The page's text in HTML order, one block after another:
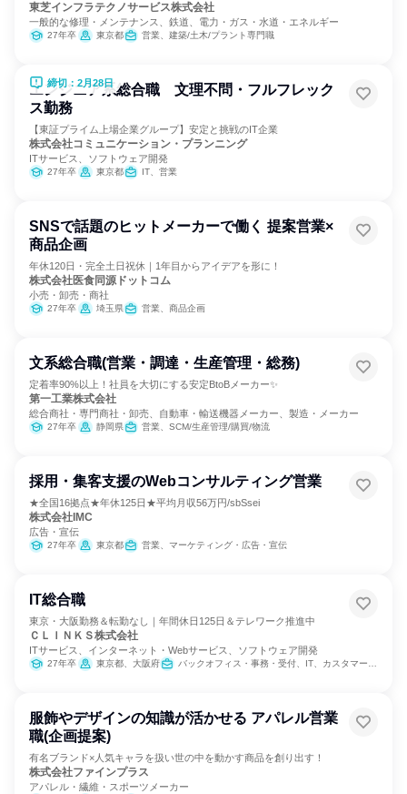
東芝インフラテクノサービス株式会社
一般的な修理・メンテナンス、鉄道、電力・ガス・水道・エネルギー
27年卒 東京都 営業、建築/土木/プラント専門職
締切：2月28日
エンジニア系総合職 文理不問・フルフレック
ス勤務
【東証プライム上場企業グループ】安定と挑戦のIT企業
株式会社コミュニケーション・プランニング
ITサービス、ソフトウェア開発
27年卒 東京都 IT、営業
SNSで話題のヒットメーカーで働く 提案営業×
商品企画
年休120日・完全土日祝休｜1年目からアイデアを形に！
株式会社医食同源ドットコム
小売・卸売・商社
27年卒 埼玉県 営業、商品企画
文系総合職(営業・調達・生産管理・総務)
定着率90%以上！社員を大切にする安定BtoBメーカー✨
第一工業株式会社
総合商社・専門商社・卸売、自動車・輸送機器メーカー、製造・メーカー
27年卒 静岡県 営業、SCM/生産管理/購買/物流
採用・集客支援のWebコンサルティング営業
★全国16拠点★年休125日★平均月収56万円/sbSsei
株式会社IMC
広告・宣伝
27年卒 東京都 営業、マーケティング・広告・宣伝
IT総合職
東京・大阪勤務＆転勤なし｜年間休日125日＆テレワーク推進中
ＣＬＩＮＫＳ株式会社
ITサービス、インターネット・Webサービス、ソフトウェア開発
27年卒 東京都、大阪府 バックオフィス・事務・受付、IT、カスタマーサクセス、営業、人事
服飾やデザインの知識が活かせる アパレル営業
職(企画提案)
有名ブランド×人気キャラを扱い世の中を動かす商品を創り出す！
株式会社ファインプラス
アパレル・繊維・スポーツメーカー